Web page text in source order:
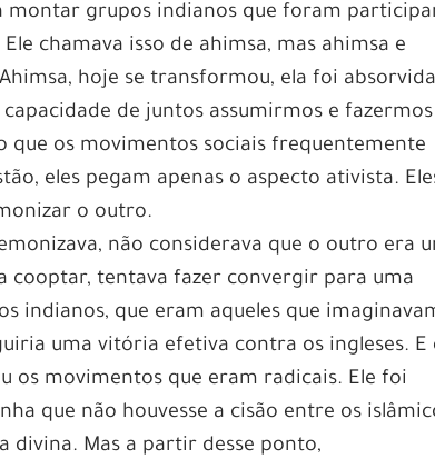
montar grupos indianos que foram
chamava isso de ahimsa, mas ahimsa e
hoje se transformou, ela foi absorvida
de juntos assumirmos e fazermos
que os movimentos sociais frequentemente
eles pegam apenas o aspecto ativista.
o outro.
não considerava que o outro era
cooptar, tentava fazer convergir para uma
indianos, que eram aqueles que
uma vitória efetiva contra os ingleses. E
os movimentos que eram radicais. Ele foi
que não houvesse a cisão entre os
divina. Mas a partir desse ponto,